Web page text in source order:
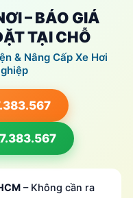
– BÁO GIÁ
TẠI CHỖ
& Nâng Cấp Xe Hơi
– Không cần ra